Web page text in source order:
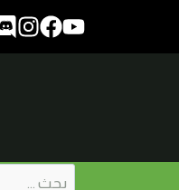
البحث